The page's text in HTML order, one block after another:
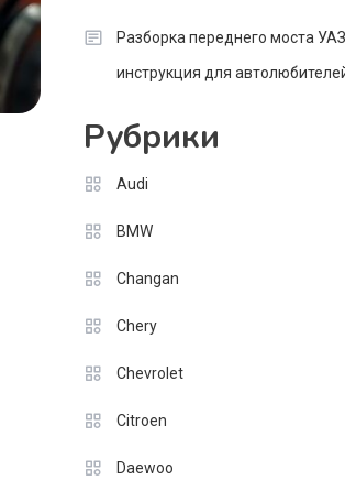
Разборка переднего моста
инструкция для
Рубрики
Audi
BMW
Changan
Chery
Chevrolet
Citroen
Daewoo